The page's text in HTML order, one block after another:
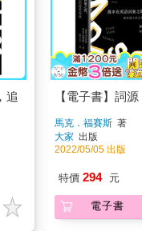
追
【電子書】詞源
馬克．福賽斯著
大家 出版
2022/05/05 出版
特價 294 元
電子書